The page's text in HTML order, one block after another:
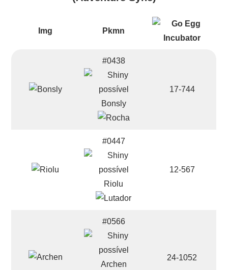
Img Pkmn
#0438
Bonsly
17-744
#0447
Riolu
12-567
#0566
Archen
24-1052